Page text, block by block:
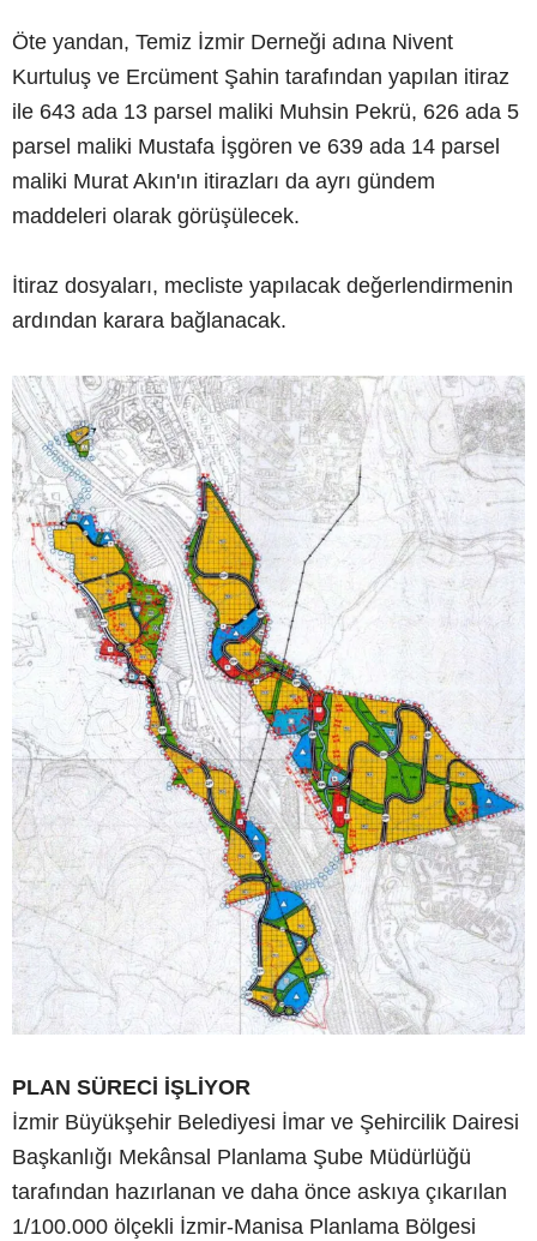
Öte yandan, Temiz İzmir Derneği adına Nivent
Kurtuluş ve Ercüment Şahin tarafından yapılan itiraz
ile 643 ada 13 parsel maliki Muhsin Pekrü, 626 ada 5
parsel maliki Mustafa İşgören ve 639 ada 14 parsel
maliki Murat Akın'ın itirazları da ayrı gündem
maddeleri olarak görüşülecek.
İtiraz dosyaları, mecliste yapılacak değerlendirmenin
ardından karara bağlanacak.
PLAN SÜRECİ İŞLİYOR
İzmir Büyükşehir Belediyesi İmar ve Şehircilik Dairesi
Başkanlığı Mekânsal Planlama Şube Müdürlüğü
tarafından hazırlanan ve daha önce askıya çıkarılan
1/100.000 ölçekli İzmir-Manisa Planlama Bölgesi